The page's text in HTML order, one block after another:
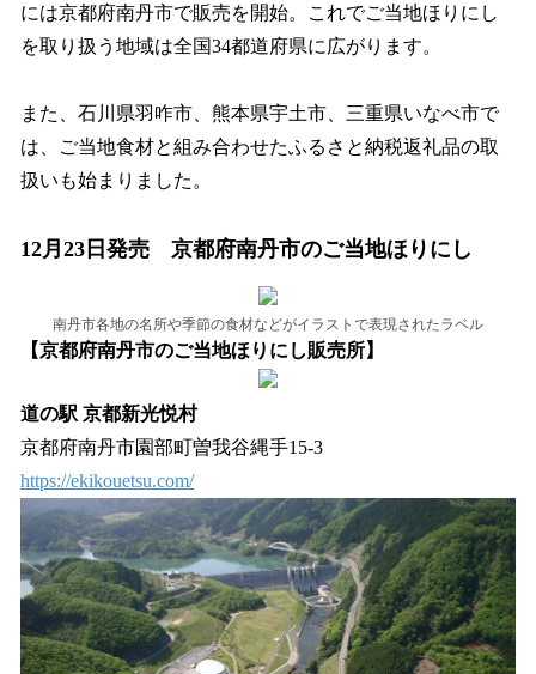
には京都府南丹市で販売を開始。これでご当地ほりにし
を取り扱う地域は全国34都道府県に広がります。
また、石川県羽咋市、熊本県宇土市、三重県いなべ市で
は、ご当地食材と組み合わせたふるさと納税返礼品の取
扱いも始まりました。
12月23日発売 京都府南丹市のご当地ほりにし
南丹市各地の名所や季節の食材などがイラストで表現されたラベル
【京都府南丹市のご当地ほりにし販売所】
道の駅 京都新光悦村
京都府南丹市園部町曽我谷縄手15-3
https://ekikouetsu.com/